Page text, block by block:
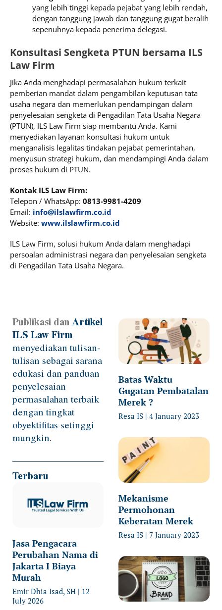
yang lebih tinggi kepada pejabat yang lebih rendah,
dengan tanggung jawab dan tanggung gugat beralih
sepenuhnya kepada penerima delegasi.
Konsultasi Sengketa PTUN bersama ILS
Law Firm
Jika Anda menghadapi permasalahan hukum terkait
pemberian mandat dalam pengambilan keputusan tata
usaha negara dan memerlukan pendampingan dalam
penyelesaian sengketa di Pengadilan Tata Usaha Negara
(PTUN), ILS Law Firm siap membantu Anda. Kami
menyediakan layanan konsultasi hukum untuk
menganalisis legalitas tindakan pejabat pemerintahan,
menyusun strategi hukum, dan mendampingi Anda dalam
proses hukum di PTUN.
Kontak ILS Law Firm:
Telepon / WhatsApp: 0813-9981-4209
Email: info@ilslawfirm.co.id
Website: www.ilslawfirm.co.id
ILS Law Firm, solusi hukum Anda dalam menghadapi
persoalan administrasi negara dan penyelesaian sengketa
di Pengadilan Tata Usaha Negara.
Publikasi danArtikel
ILS Law Firm
menyediakan tulisan-
tulisan sebagai sarana
edukasi dan panduan
penyelesaian
permasalahan terbaik
dengan tingkat
obyektifitas setinggi
mungkin.
Terbaru
Jasa Pengacara
Perubahan Nama di
Jakarta I Biaya
Murah
Emir Dhia Isad, SH
12
July 2026
Batas Waktu
Gugatan Pembatalan
Merek ?
Resa IS 4 January 2023
Mekanisme
Permohonan
Keberatan Merek
Resa IS 7 January 2023
PagePagePage Page